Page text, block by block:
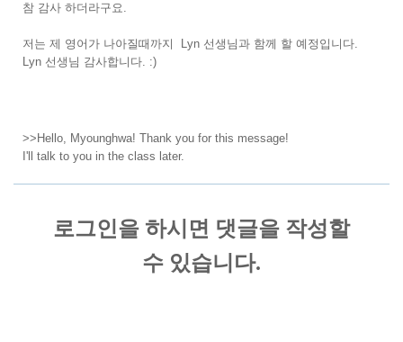
참 감사 하더라구요.
저는 제 영어가 나아질때까지 Lyn 선생님과 함께 할 예정입니다.
Lyn 선생님 감사합니다. :)
>>Hello, Myounghwa! Thank you for this message!
I'll talk to you in the class later.